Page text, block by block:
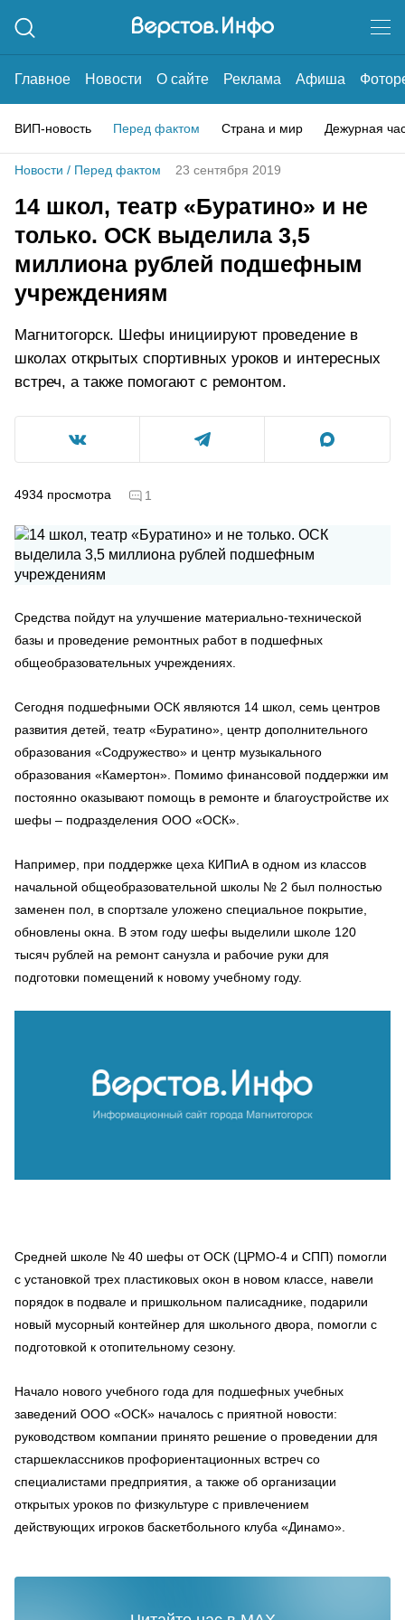
Главное Новости О сайте Реклама Афиша
ВИП-новость Перед фактом Страна и мир Дежурная
Новости / Перед фактом 23 сентября 2019
14 школ, театр «Буратино» и не
только. ОСК выделила 3,5
миллиона рублей подшефным
учреждениям
Магнитогорск. Шефы инициируют проведение в
школах открытых спортивных уроков и интересных
встреч, а также помогают с ремонтом.
4934 просмотра 1
Средства пойдут на улучшение материально-технической
базы и проведение ремонтных работ в подшефных
общеобразовательных учреждениях.
Сегодня подшефными ОСК являются 14 школ, семь центров
развития детей, театр «Буратино», центр дополнительного
образования «Содружество» и центр музыкального
образования «Камертон». Помимо финансовой поддержки им
постоянно оказывают помощь в ремонте и благоустройстве их
шефы – подразделения ООО «ОСК».
Например, при поддержке цеха КИПиА в одном из классов
начальной общеобразовательной школы № 2 был полностью
заменен пол, в спортзале уложено специальное покрытие,
обновлены окна. В этом году шефы выделили школе 120
тысяч рублей на ремонт санузла и рабочие руки для
подготовки помещений к новому учебному году.
Средней школе № 40 шефы от ОСК (ЦРМО-4 и СПП) помогли
с установкой трех пластиковых окон в новом классе, навели
порядок в подвале и пришкольном палисаднике, подарили
новый мусорный контейнер для школьного двора, помогли с
подготовкой к отопительному сезону.
Начало нового учебного года для подшефных учебных
заведений ООО «ОСК» началось с приятной новости:
руководством компании принято решение о проведении для
старшеклассников профориентационных встреч со
специалистами предприятия, а также об организации
открытых уроков по физкультуре с привлечением
действующих игроков баскетбольного клуба «Динамо».